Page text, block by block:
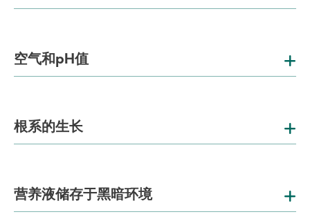
空气和pH值
根系的生长
营养液储存于黑暗环境